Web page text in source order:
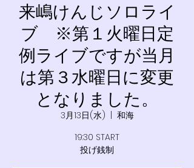
来嶋けんじソロライ
ブ ※第１火曜日定
例ライブですが当月
は第３水曜日に変更
となりました。
3月13日(水)
和海
19:30 START
投げ銭制